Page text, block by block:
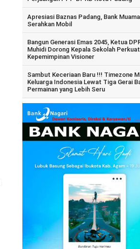
Apresiasi Baznas Padang, Bank
Serahkan Mobil
Bangun Generasi Emas 2045, Ketua
Muhidi Dorong Kepala Sekolah Perkuat
Kepemimpinan Visioner
Sambut Keceriaan Baru !!! Timezone
Keluarga Indonesia Lewat Tiga Gerai
Permainan yang Lebih Seru